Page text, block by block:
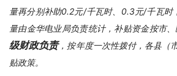
量再分别补助0.2元/千瓦时、0.3元/千瓦时
量由金华电业局负责统计，补贴资金按市、
级财政负责，按年度一次性拨付，各县（
贴政策。